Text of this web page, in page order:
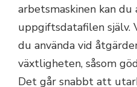
arbetsmaskinen kan
uppgiftsdatafilen själv.
du använda vid
växtligheten, såsom
Det går snabbt att